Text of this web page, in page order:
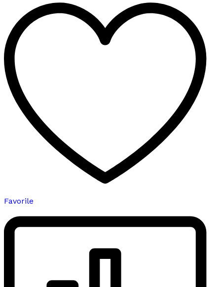
varyasyonu
var.
Seçenekler
Favorile